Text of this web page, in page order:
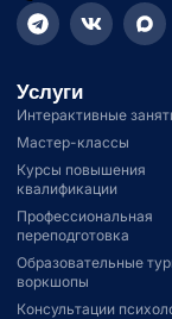
Услуги
Интерактивные
Мастер-классы
Курсы повышения
квалификации
Профессиональная
переподготовка
Образовательные
воркшопы
Консультации